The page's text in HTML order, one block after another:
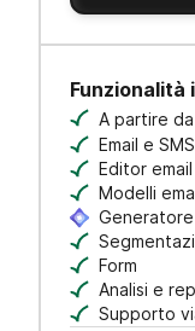
Funzionalità
A partire
Email e SMS
Invia
Editor
Crea
Modelli
Avvia le
Genera
Cerca,
Form
Crea
Analisi e
Traccia
Supporto